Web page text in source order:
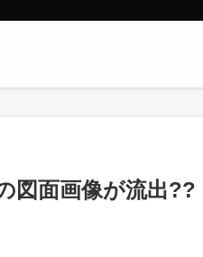
図面画像が流出